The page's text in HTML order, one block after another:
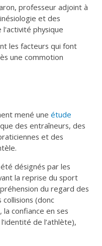
les facteurs qui font
une commotion
mené une étude
des entraîneurs, des
et des
désignés par les
la reprise du sport
du regard des
(donc
confiance en ses
de l’athlète),